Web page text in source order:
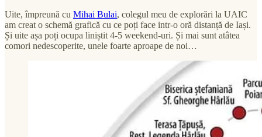
Uite, împreună cu Mihai Bulai, colegul meu de explorări la UAIC
am creat o schemă grafică cu ce poți face intr-o oră distanță de Iași.
Și uite așa poți ocupa liniștit 4-5 weekend-uri. Și mai sunt atâtea
comori nedescoperite, unele foarte aproape de noi…